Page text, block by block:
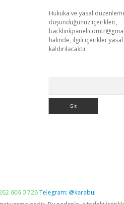
Hukuka ve yasal
düşündüğünüz içerikleri,
halinde, ilgili içerikler
kaldırılacaktır.
606 0 726Telegram: @karabul